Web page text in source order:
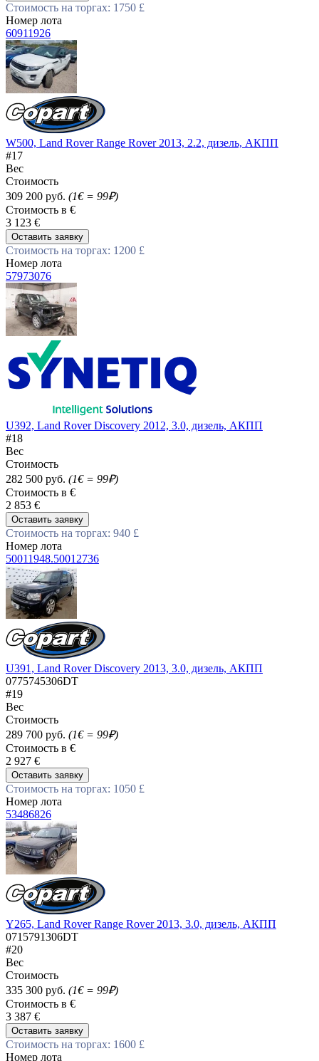
Стоимость на торгах: 1750 £
Номер лота
60911926
W500, Land Rover Range Rover 2013, 2.2, дизель, АКПП
#17
Вес
Стоимость
309 200 руб. (1€ = 99₽)
Стоимость в €
3 123 €
Оставить заявку
Стоимость на торгах: 1200 £
Номер лота
57973076
U392, Land Rover Discovery 2012, 3.0, дизель, АКПП
#18
Вес
Стоимость
282 500 руб. (1€ = 99₽)
Стоимость в €
2 853 €
Оставить заявку
Стоимость на торгах: 940 £
Номер лота
50011948.50012736
U391, Land Rover Discovery 2013, 3.0, дизель, АКПП
0775745306DT
#19
Вес
Стоимость
289 700 руб. (1€ = 99₽)
Стоимость в €
2 927 €
Оставить заявку
Стоимость на торгах: 1050 £
Номер лота
53486826
Y265, Land Rover Range Rover 2013, 3.0, дизель, АКПП
0715791306DT
#20
Вес
Стоимость
335 300 руб. (1€ = 99₽)
Стоимость в €
3 387 €
Оставить заявку
Стоимость на торгах: 1600 £
Номер лота